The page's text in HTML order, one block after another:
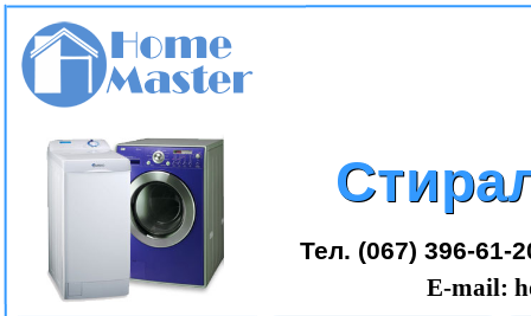
Тел. (067) 396-61-
E-mail: